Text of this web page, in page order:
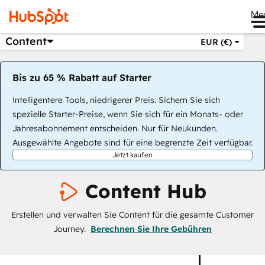
Content EUR (€)
Bis zu 65 % Rabatt auf Starter
Intelligentere Tools, niedrigerer Preis. Sichern Sie sich
spezielle Starter-Preise, wenn Sie sich für ein Monats- oder
Jahresabonnement entscheiden. Nur für Neukunden.
Ausgewählte Angebote sind für eine begrenzte Zeit verfügbar.
Jetzt kaufen
Content Hub
Erstellen und verwalten Sie Content für die gesamte Customer
Journey. Berechnen Sie Ihre Gebühren